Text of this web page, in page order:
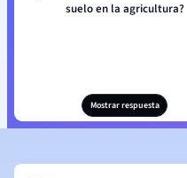
suelo en la agricultura?
Mostrar respuesta